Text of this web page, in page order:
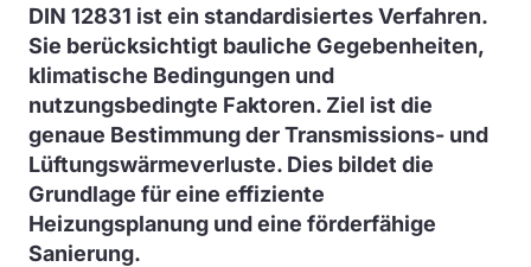
DIN 12831 ist ein standardisiertes Verfahren.
Sie berücksichtigt bauliche Gegebenheiten,
klimatische Bedingungen und
nutzungsbedingte Faktoren. Ziel ist die
genaue Bestimmung der Transmissions- und
Lüftungswärmeverluste. Dies bildet die
Grundlage für eine effiziente
Heizungsplanung und eine förderfähige
Sanierung.